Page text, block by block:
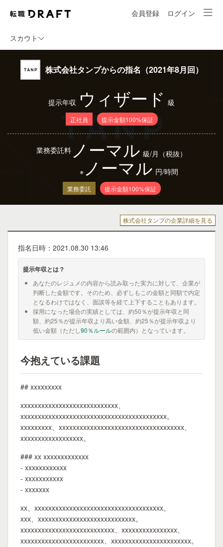
会員登録 ログイン
スカウト
株式会社タンプからの指名（2021年8月回）
提示年収 ウィザード 級
正社員 提示金額100%保証
業務委託料 ノーマル 級/月（税抜）
※ ノーマル 円/時間
業務委託 提示金額100%保証
株式会社タンプの企業詳細を見る
指名日時：2021.08.30 13:46
提示年収とは？
あなたのレジュメの内容から読み取った実力に対して、企業が
判断した金額です。そのため、必ずしもこの金額と同額で内定
となるわけではなく、面談等を経て上下することもあります。
採用になった場合の実績としては、約50％が提示年収と同
額、約25％が提示年収より高い金額、約25％が提示年収より
低い金額（ただし90％ルールの範囲内）となっています。
今抱えている課題
## xxxxxxxxx
xxxxxxxxxxxxxxxxxxxxxxxxxxxx、
xxxxxxxxxxxxxxxxxxxxxxxxxxxxxxxxxxxxxxxxxx。
xxxxxxxxx、xxxxxxxxxxxxxxxxxxxxxxxxxxxxxxxxxxxx、
xxxxxxxxxxxxxxxxxx。
### xx xxxxxxxxxxxxx
- xxxxxxxxxxxx
- xxxxxxxxxxx
- xxxxxxx
xx、xxxxxxxxxxxxxxxxxxxxxxxxxxxxxxxxxxxxx。
xxx、xxxxxxxxxxxxxxxxxxxxxxxxxxxx。
xxxxxxxxxxxxxxxxxxxxxxxxxxx、xxxxxxxxxxxxxxxx、
xxxxxxxxxxxxxxxxxxxxxxxx、xxxxxxxxxxxxxxxxxxxxxxx。